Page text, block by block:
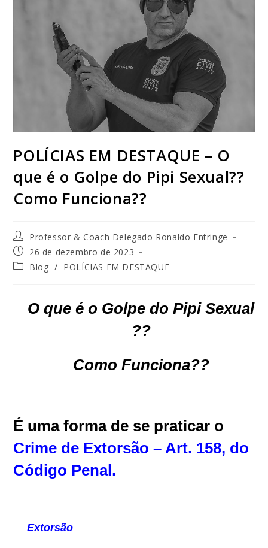
POLÍCIAS EM DESTAQUE – O
que é o Golpe do Pipi Sexual??
Como Funciona??
Professor & Coach Delegado Ronaldo Entringe
26 de dezembro de 2023
Blog / POLÍCIAS EM DESTAQUE
O que é o Golpe do Pipi Sexual
??
Como Funciona??
É uma forma de se praticar o
Crime de Extorsão – Art. 158, do
Código Penal.
Extorsão